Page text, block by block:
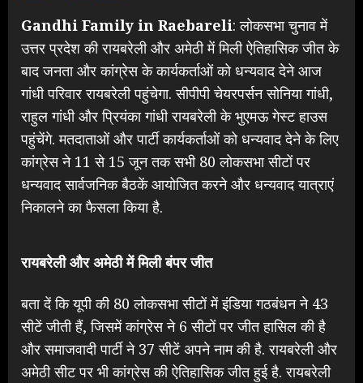
Gandhi Family in Raebareli: लोकसभा चुनाव में
उत्तर प्रदेश की रायबरेली और अमेठी में मिली ऐतिहासिक जीत के
बाद जनता और कांग्रेस के कार्यकर्ताओं को धन्यवाद देने आज
गांधी परिवार रायबरेली पहुंचेगा. सीपीपी चेयरपर्सन सोनिया गांधी,
राहुल गांधी और प्रियंका गांधी रायबरेली के भुएमऊ गेस्ट हाउस
पहुंचेंगे. मतदाताओं और पार्टी कार्यकर्ताओं को धन्यवाद देने के लिए
कांग्रेस ने 11 से 15 जून तक सभी 80 लोकसभा सीटों पर
धन्यवाद सार्वजनिक बैठकें आयोजित करने और धन्यवाद यात्राएं
निकालने का फैसला किया है.
रायबरेली और अमेठी में मिली बंपर जीत
बता दें कि यूपी की 80 लोकसभा सीटों में इंडिया गठबंधन ने 43
सीटें जीती हैं, जिसमें कांग्रेस ने 6 सीटों पर जीत हासिल की है
और समाजवादी पार्टी ने 37 सीटें अपने नाम की है. रायबरेली और
अमेठी सीट पर भी कांग्रेस की ऐतिहासिक जीत हुई है. रायबरेली